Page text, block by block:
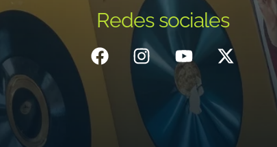
Redes sociales